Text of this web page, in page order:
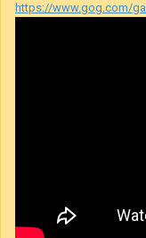
https://www.gog.com/